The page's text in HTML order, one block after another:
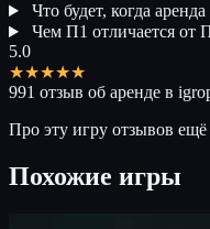
Что будет, когда
Чем П1 отличается от
5.0
★★★★★
991 отзыв об аренде в
Про эту игру отзывов
Похожие игры